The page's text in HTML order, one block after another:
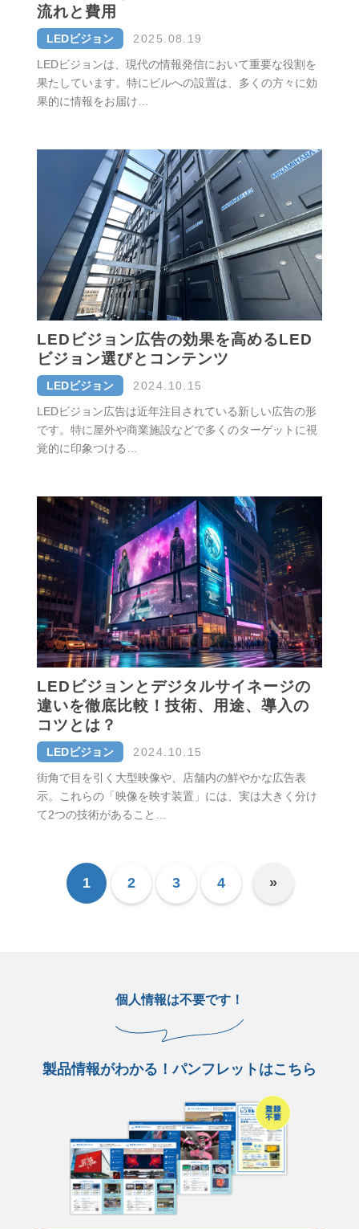
流れと費用
LEDビジョン
2025.08.19
LEDビジョンは、現代の情報発信において重要な役割を
果たしています。特にビルへの設置は、多くの方々に効
果的に情報をお届け…
LEDビジョン広告の効果を高めるLED
ビジョン選びとコンテンツ
LEDビジョン
2024.10.15
LEDビジョン広告は近年注目されている新しい広告の形
です。特に屋外や商業施設などで多くのターゲットに視
覚的に印象つける…
LEDビジョンとデジタルサイネージの
違いを徹底比較！技術、用途、導入の
コツとは？
LEDビジョン
2024.10.15
街角で目を引く大型映像や、店舗内の鮮やかな広告表
示。これらの「映像を映す装置」には、実は大きく分け
て2つの技術があること…
1 2 3 4 »
個人情報は不要です！
製品情報がわかる！パンフレットはこちら